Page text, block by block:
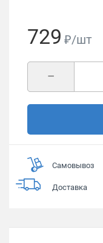
729 ₽/шт
–
Самовывоз
Доставка